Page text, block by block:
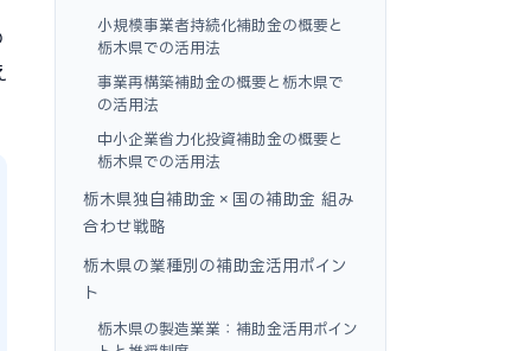
小規模事業者持続化補助金の概要と
栃木県での活用法
事業再構築補助金の概要と栃木県で
の活用法
中小企業省力化投資補助金の概要と
栃木県での活用法
栃木県独自補助金×国の補助金 組み
合わせ戦略
栃木県の業種別の補助金活用ポイン
ト
栃木県の製造業業：補助金活用ポイン